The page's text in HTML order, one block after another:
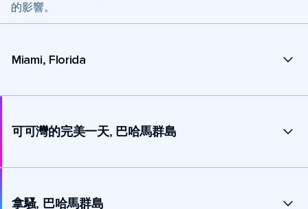
的影響。
Miami, Florida
可可灣的完美一天, 巴哈馬群島
拿騷, 巴哈馬群島